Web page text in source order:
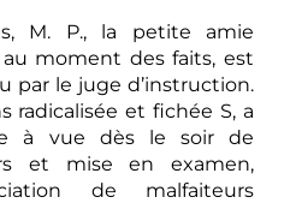
M. P., la petite amie
moment des faits, est
par le juge d’instruction.
radicalisée et fichée S, a
à vue dès le soir de
et mise en examen,
de malfaiteurs